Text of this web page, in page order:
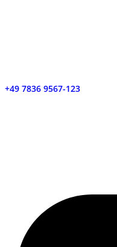
+49 7836 9567-123